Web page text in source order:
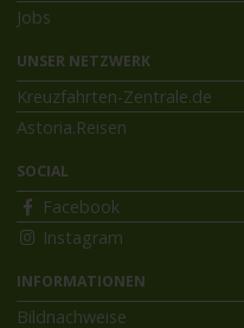
Jobs
UNSER NETZWERK
Kreuzfahrten-Zentrale.de
Astoria.Reisen
SOCIAL
Facebook
Instagram
INFORMATIONEN
Bildnachweise